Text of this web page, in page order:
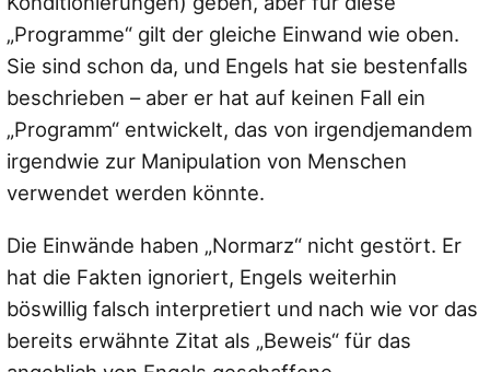
„Programme“ gilt der gleiche Einwand wie oben.
Sie sind schon da, und Engels hat sie bestenfalls
beschrieben – aber er hat auf keinen Fall ein
„Programm“ entwickelt, das von irgendjemandem
irgendwie zur Manipulation von Menschen
verwendet werden könnte.
Die Einwände haben „Normarz“ nicht gestört. Er
hat die Fakten ignoriert, Engels weiterhin
böswillig falsch interpretiert und nach wie vor das
bereits erwähnte Zitat als „Beweis“ für das